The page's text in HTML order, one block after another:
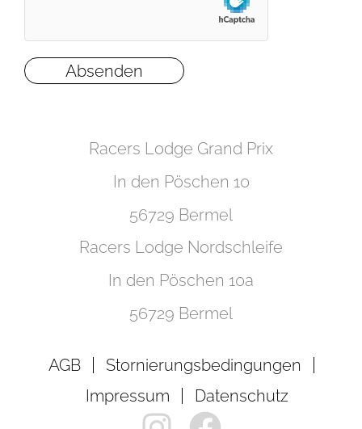
Absenden
Racers Lodge Grand Prix
In den Pöschen 10
56729 Bermel
Racers Lodge Nordschleife
In den Pöschen 10a
56729 Bermel
AGB
Stornierungs­bedingungen
Impressum
Datenschutz